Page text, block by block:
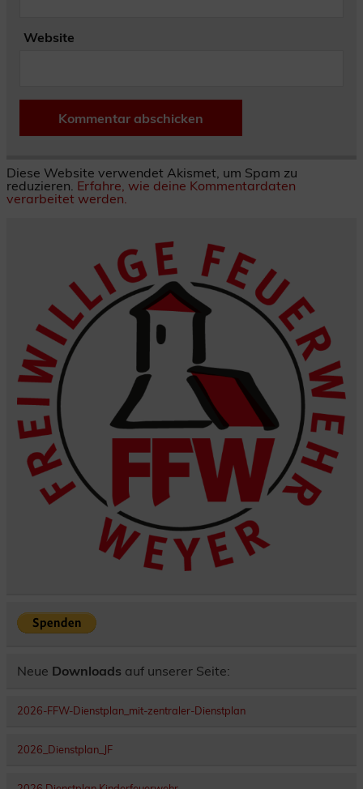
Website
Diese Website verwendet Akismet, um Spam zu
reduzieren. Erfahre, wie deine Kommentardaten
verarbeitet werden.
Neue Downloads auf unserer Seite:
2026-FFW-Dienstplan_mit-zentraler-Dienstplan
2026_Dienstplan_JF